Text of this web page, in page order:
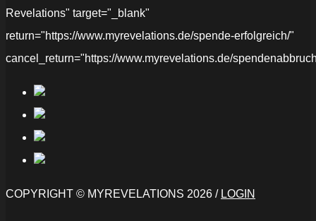
Revelations" target="_blank"
return="https://www.myrevelations.de/spende-erfolgreich/"
cancel_return="https://www.myrevelations.de/
COPYRIGHT © MYREVELATIONS 2026 / LOGIN